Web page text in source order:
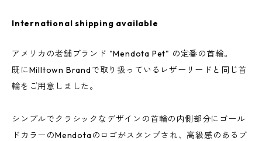
International shipping available
アメリカの老舗ブランド "Mendota Pet" の定番の首輪。
既にMilltown Brandで取り扱っているレザーリードと同じ首
輪をご用意しました。
シンプルでクラシックなデザインの首輪の内側部分にゴール
ドカラーのMendotaのロゴがスタンプされ、高級感のあるブ